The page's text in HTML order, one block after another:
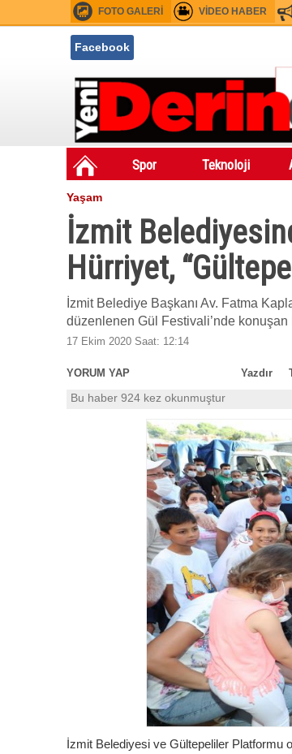
FOTO GALERİ VİDEO HABER
Facebook
Spor Teknoloji
Yaşam
İzmit
Hürriyet,
İzmit Belediye Başkanı Av. Fatma
düzenlenen Gül Festivali’nde konuşan
17 Ekim 2020 Saat: 12:14
YORUM YAP Yazdır
Bu haber 924 kez okunmuştur
İzmit Belediyesi ve Gültepeliler Platformu